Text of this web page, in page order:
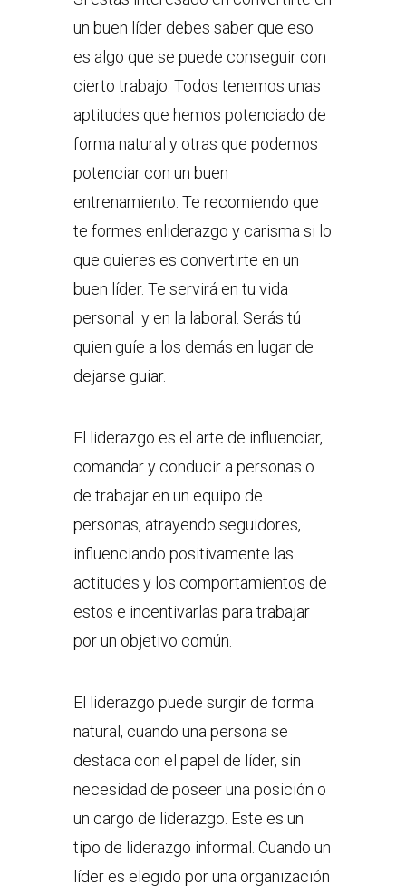
un buen líder debes saber que eso
es algo que se puede conseguir con
cierto trabajo. Todos tenemos unas
aptitudes que hemos potenciado de
forma natural y otras que podemos
potenciar con un buen
entrenamiento. Te recomiendo que
te formes enliderazgo y carisma si lo
que quieres es convertirte en un
buen líder. Te servirá en tu vida
personal y en la laboral. Serás tú
quien guíe a los demás en lugar de
dejarse guiar.
El liderazgo es el arte de influenciar,
comandar y conducir a personas o
de trabajar en un equipo de
personas, atrayendo seguidores,
influenciando positivamente las
actitudes y los comportamientos de
estos e incentivarlas para trabajar
por un objetivo común.
El liderazgo puede surgir de forma
natural, cuando una persona se
destaca con el papel de líder, sin
necesidad de poseer una posición o
un cargo de liderazgo. Este es un
tipo de liderazgo informal. Cuando un
líder es elegido por una organización